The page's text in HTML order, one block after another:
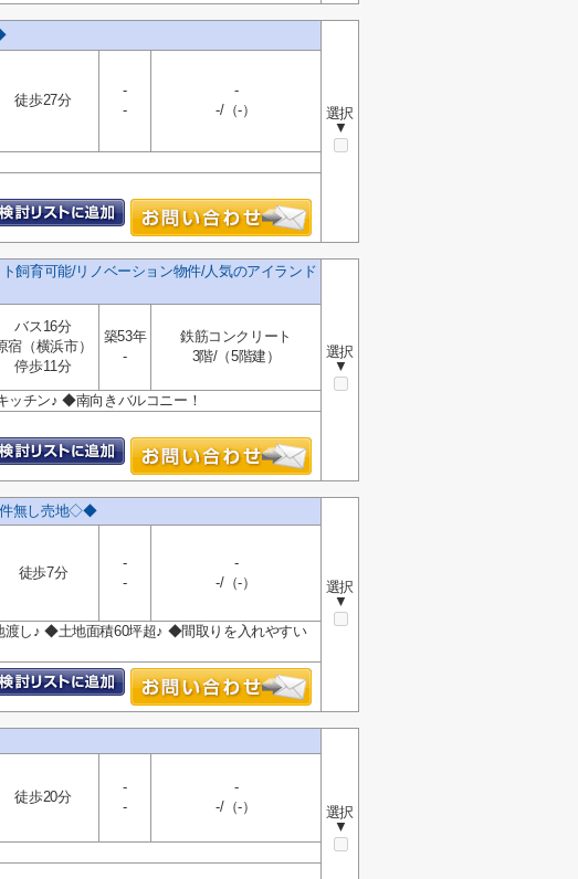
選択
▼
徒歩27分
-
-
-
-/（-）
飼育可能/リノベーション物件/人気のアイランド
選択
▼
バス16分
宿（横浜市）
停歩11分
築53年
-
鉄筋コンクリート
3階/（5階建）
チン♪ ◆南向きバルコニー！
無し売地◇◆
選択
▼
徒歩7分
-
-
-
-/（-）
し♪ ◆土地面積60坪超♪ ◆間取りを入れやすい
選択
▼
徒歩20分
-
-
-
-/（-）